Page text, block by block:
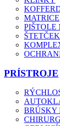
MATRICE
PRÍSTROJE
BRÚSKY